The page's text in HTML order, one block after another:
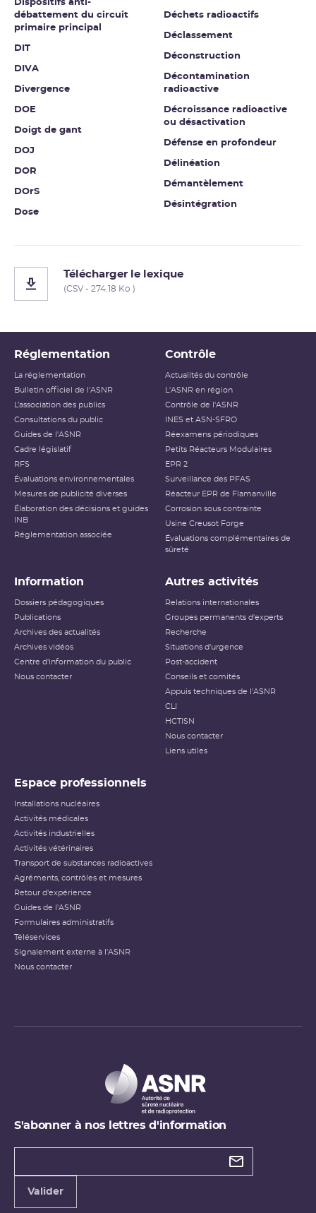
Dispositifs anti-
débattement du circuit
primaire principal
DIT
DIVA
Divergence
DOE
Doigt de gant
DOJ
DOR
DOrS
Dose
Déchets radioactifs
Déclassement
Déconstruction
Décontamination
radioactive
Décroissance radioactive
ou désactivation
Défense en profondeur
Délinéation
Démantèlement
Désintégration
Télécharger le lexique
(CSV - 274.18 Ko )
Réglementation
La réglementation
Bulletin officiel de l'ASNR
L’association des publics
Consultations du public
Guides de l'ASNR
Cadre législatif
RFS
Évaluations environnementales
Mesures de publicité diverses
Élaboration des décisions et guides
INB
Réglementation associée
Contrôle
Actualités du contrôle
L'ASNR en région
Contrôle de l'ASNR
INES et ASN-SFRO
Réexamens périodiques
Petits Réacteurs Modulaires
EPR 2
Surveillance des PFAS
Réacteur EPR de Flamanville
Corrosion sous contrainte
Usine Creusot Forge
Évaluations complémentaires de
sûreté
Information
Dossiers pédagogiques
Publications
Archives des actualités
Archives vidéos
Centre d'information du public
Nous contacter
Autres activités
Relations internationales
Groupes permanents d'experts
Recherche
Situations d'urgence
Post-accident
Conseils et comités
Appuis techniques de l'ASNR
CLI
HCTISN
Nous contacter
Liens utiles
Espace professionnels
Installations nucléaires
Activités médicales
Activités industrielles
Activités vétérinaires
Transport de substances radioactives
Agréments, contrôles et mesures
Retour d'expérience
Guides de l'ASNR
Formulaires administratifs
Téléservices
Signalement externe à l'ASNR
Nous contacter
S'abonner à nos lettres d'information
Types de
Valider